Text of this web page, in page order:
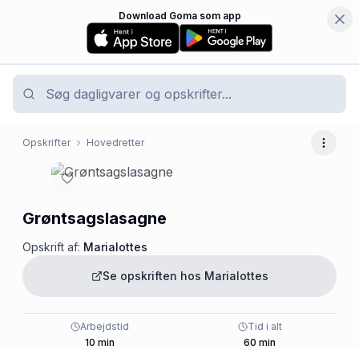
Download Goma som app
Opskrifter Hovedretter Flere
Grøntsagslasagne
Opskrift af: Marialottes
Se opskriften hos Marialottes
Arbejdstid
10 min
Tid i alt
60 min